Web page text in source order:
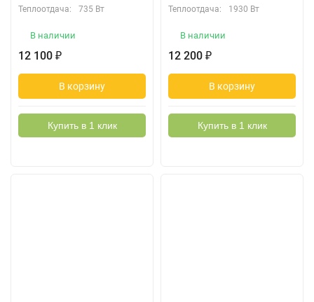
Теплоотдача: 735 Вт
В наличии
12 100 ₽
В корзину
Купить в 1 клик
Теплоотдача: 1930 Вт
В наличии
12 200 ₽
В корзину
Купить в 1 клик